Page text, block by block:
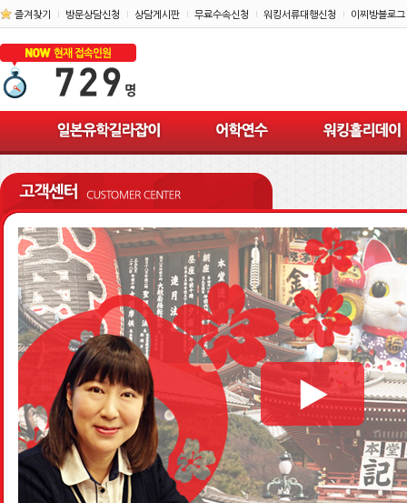
즐겨찾기 방문상담신청 상담게시판 무료수속신청 워킹서류대행신청 이찌방블로그